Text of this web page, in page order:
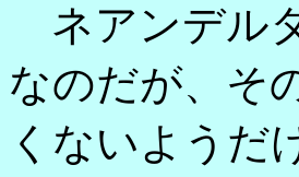
ネアンデル
なのだが、そ
くないようだ